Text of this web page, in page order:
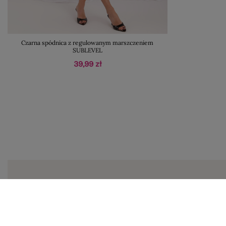
Czarna spódnica z regulowanym marszczeniem
SUBLEVEL
39,99 zł